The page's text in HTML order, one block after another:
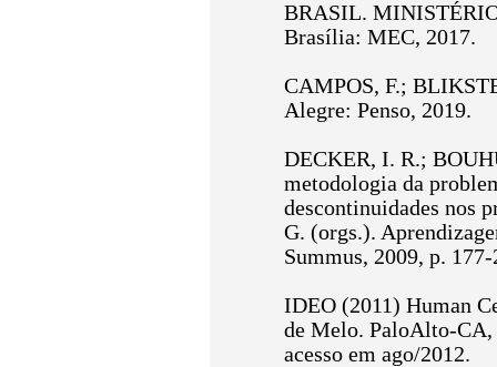
BRASIL.
Brasília: MEC, 2017.
CAMPOS, F.;
Alegre: Penso, 2019.
DECKER, I. R.;
metodologia da
descontinuidades nos
G. (orgs.).
Summus, 2009, p.
IDEO (2011) Human
de Melo. PaloAlto-
acesso em ago/2012.